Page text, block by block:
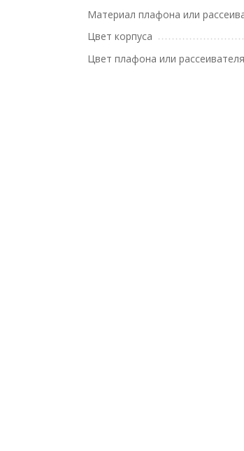
Материал плафона или
Цвет корпуса
Цвет плафона или рассеивателя